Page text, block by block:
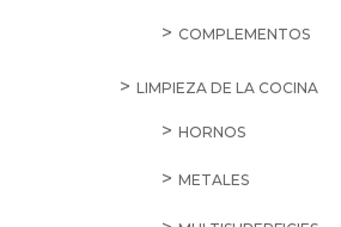
COMPLEMENTOS
LIMPIEZA DE LA COCINA
HORNOS
METALES